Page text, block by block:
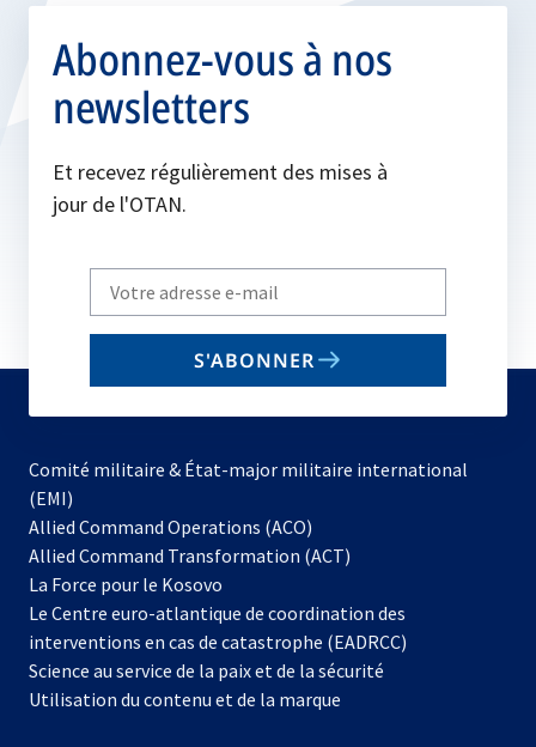
Abonnez-vous à nos
newsletters
Et recevez régulièrement des mises à
jour de l'OTAN.
Write
your
email
S'ABONNER
Comité militaire & État-major militaire international
(EMI)
Allied Command Operations (ACO)
dans
nouvel
onglet
Allied Command Transformation (ACT)
La Force pour le Kosovo
dans
un
nouvel
onglet
Le Centre euro-atlantique de coordination des
interventions en cas de catastrophe (EADRCC)
Science au service de la paix et de la sécurité
Utilisation du contenu et de la marque